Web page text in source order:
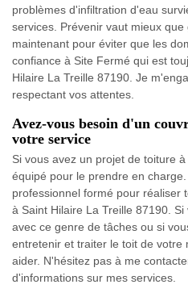
problèmes d'infiltration d'eau
services. Prévenir vaut mieux
maintenant pour éviter que les
confiance à Site Fermé qui est
Hilaire La Treille 87190. Je
respectant vos attentes.
Avez-vous besoin d'un
votre service
Si vous avez un projet de toiture
équipé pour le prendre en
professionnel formé pour réaliser
à Saint Hilaire La Treille 87190.
avec ce genre de tâches ou si
entretenir et traiter le toit de votre
aider. N'hésitez pas à me
d'informations sur mes services.